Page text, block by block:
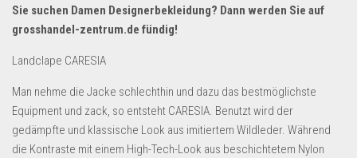
Uhren & Schmuck
Wohnen & Einrichten
Restposten-Angebote
Sie suchen Damen Designerbekleidung? Dann werden Sie auf
grosshandel-zentrum.de fündig!
Landclape CARESIA
Man nehme die Jacke schlechthin und dazu das bestmöglichste
Equipment und zack, so entsteht CARESIA. Benutzt wird der
gedämpfte und klassische Look aus imitiertem Wildleder. Während
die Kontraste mit einem High-Tech-Look aus beschichtetem Nylon